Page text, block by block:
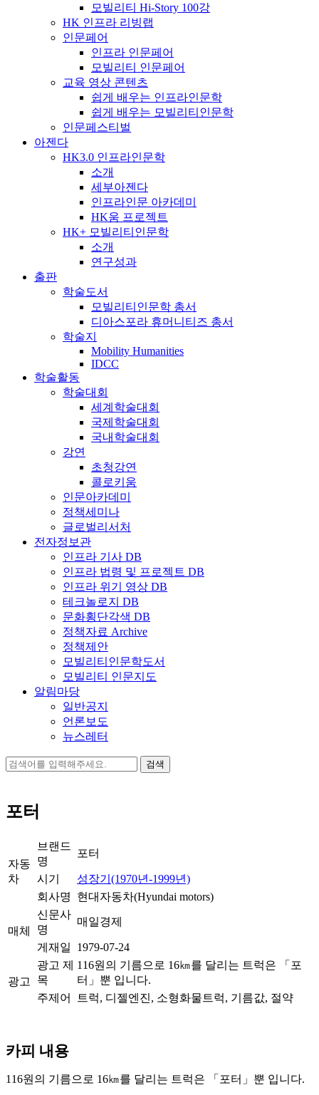
모빌리티 Hi-Story 100강
HK 인프라 리빙랩
인문페어
인프라 인문페어
모빌리티 인문페어
교육 영상 콘텐츠
쉽게 배우는 인프라인문학
쉽게 배우는 모빌리티인문학
인문페스티벌
아젠다
HK3.0 인프라인문학
소개
세부아젠다
인프라인문 아카데미
HK움 프로젝트
HK+ 모빌리티인문학
소개
연구성과
출판
학술도서
모빌리티인문학 총서
디아스포라 휴머니티즈 총서
학술지
Mobility Humanities
IDCC
학술활동
학술대회
세계학술대회
국제학술대회
국내학술대회
강연
초청강연
콜로키움
인문아카데미
정책세미나
글로벌리서처
전자정보관
인프라 기사 DB
인프라 법령 및 프로젝트 DB
인프라 위기 영상 DB
테크놀로지 DB
문화횡단각색 DB
정책자료 Archive
정책제안
모빌리티인문학도서
모빌리티 인문지도
알림마당
일반공지
언론보도
뉴스레터
검
포터
자동
차
브랜드
명
포터
시기
성장기(1970년-1999년)
회사명
현대자동차(Hyundai motors)
매체
신문사
명
매일경제
게재일 1979-07-24
광고
광고 제
목
116원의 기름으로 16㎞를 달리는 트럭은 「포
터」뿐 입니다.
주제어
트럭, 디젤엔진, 소형화물트럭, 기름값, 절약
카피 내용
116원의 기름으로 16㎞를 달리는 트럭은 「포터」뿐 입니다.